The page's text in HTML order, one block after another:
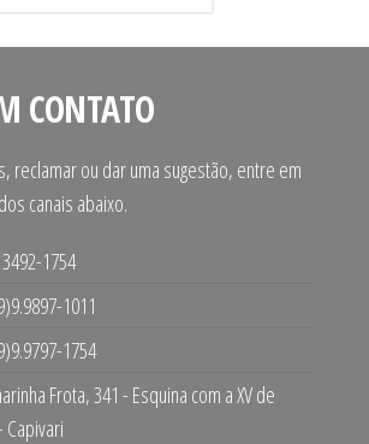
CONTATO
reclamar ou dar uma sugestão, entre em
canais abaixo.
1754
1011
1754
Frota, 341 - Esquina com a XV de